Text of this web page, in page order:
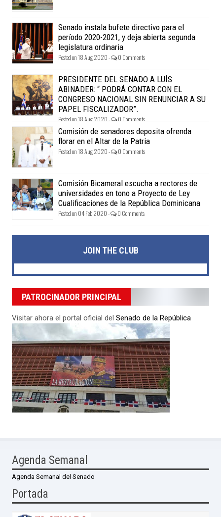
Senado instala bufete directivo para el
período 2020-2021, y deja abierta segunda
legislatura ordinaria
Posted on 18 Aug 2020 - 0 Comments
PRESIDENTE DEL SENADO A LUÍS
ABINADER: “ PODRÁ CONTAR CON EL
CONGRESO NACIONAL SIN RENUNCIAR A SU
PAPEL FISCALIZADOR”.
Posted on 18 Aug 2020 - 0 Comments
Comisión de senadores deposita ofrenda
florar en el Altar de la Patria
Posted on 18 Aug 2020 - 0 Comments
Comisión Bicameral escucha a rectores de
universidades en tono a Proyecto de Ley
Cualificaciones de la República Dominicana
Posted on 04 Feb 2020 - 0 Comments
JOIN THE CLUB
PATROCINADOR PRINCIPAL
Visitar ahora el portal oficial del Senado de la República
Agenda Semanal
Agenda Semanal del Senado
Portada